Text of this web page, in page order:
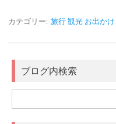
カテゴリー: 旅行 観光 お出かけ
ブログ内検索
索: